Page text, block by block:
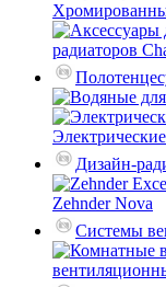
радиаторов
Дизайн-
Zehnder Nova
Системы